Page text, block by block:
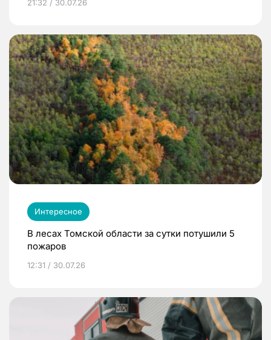
21:32 / 30.07.26
Интересное
В лесах Томской области за сутки потушили 5
пожаров
12:31 / 30.07.26